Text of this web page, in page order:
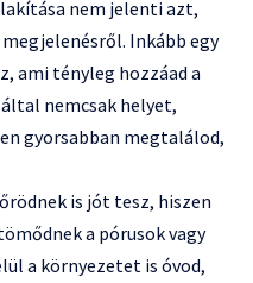
nem jelenti azt,
Inkább egy
ami tényleg hozzáad a
nemcsak helyet,
gyorsabban megtalálod,
is jót tesz, hiszen
a pórusok vagy
a környezetet is óvod,